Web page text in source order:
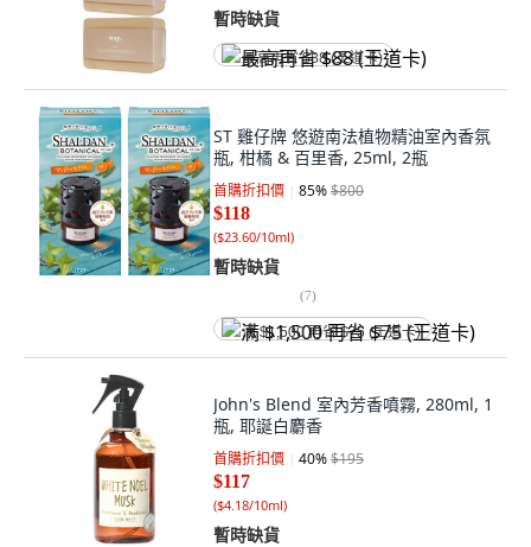
暫時缺貨
最高再省 $88 (王道卡)
ST 雞仔牌 悠遊南法植物精油室內香氛
瓶, 柑橘 & 百里香, 25ml, 2瓶
首購折扣價 85%$800
$118
($23.60/10ml)
暫時缺貨
(7)
满 $1,500 再省 $75 (王道卡)
John's Blend 室內芳香噴霧, 280ml, 1
瓶, 耶誕白麝香
首購折扣價 40%$195
$117
($4.18/10ml)
暫時缺貨